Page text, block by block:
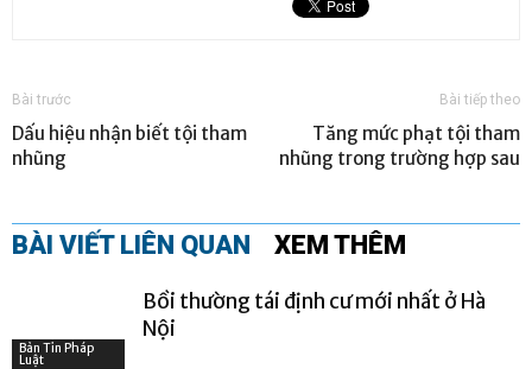
Bài trước
Dấu hiệu nhận biết tội tham
nhũng
Bài tiếp theo
Tăng mức phạt tội tham
nhũng trong trường hợp sau
BÀI VIẾT LIÊN QUAN XEM THÊM
Bản Tin Pháp
Luật
Bồi thường tái định cư mới nhất ở Hà
Nội